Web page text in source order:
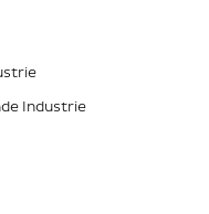
Industrie